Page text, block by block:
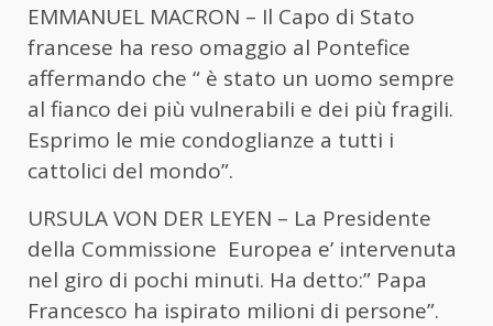
EMMANUEL MACRON – Il Capo di Stato
francese ha reso omaggio al Pontefice
affermando che “ è stato un uomo sempre
al fianco dei più vulnerabili e dei più fragili.
Esprimo le mie condoglianze a tutti i
cattolici del mondo”.
URSULA VON DER LEYEN – La Presidente
della Commissione Europea e’ intervenuta
nel giro di pochi minuti. Ha detto:” Papa
Francesco ha ispirato milioni di persone”.